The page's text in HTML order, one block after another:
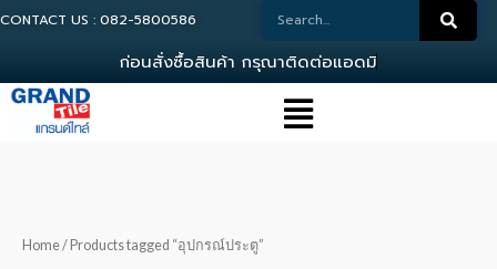
CONTACT US : 082-5800586
อนสงซอสนคา ก รณาตดตอแอดมน
Home/ Products tagged “อุปกรณ์ประตู”